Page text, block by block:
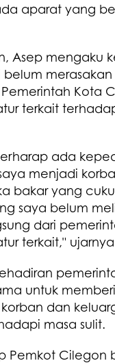
aparat yang
Asep mengaku
belum
Kota
terkait
ada
menjadi
bakar yang
saya belum
dari
terkait,"
untuk
dan
masa sulit.
Pemkot Cilegon